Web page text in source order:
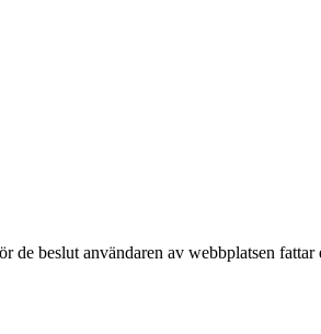
beslut användaren av webbplatsen fattar